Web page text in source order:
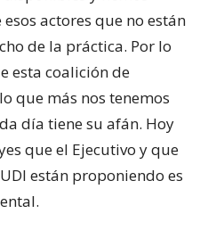
actores que no están
de la práctica. Por lo
esta coalición de
que más nos tenemos
día tiene su afán. Hoy
que el Ejecutivo y que
están proponiendo es